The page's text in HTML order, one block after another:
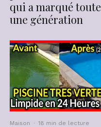
qui a marqué toute
une génération
Maison · 18 min de lecture